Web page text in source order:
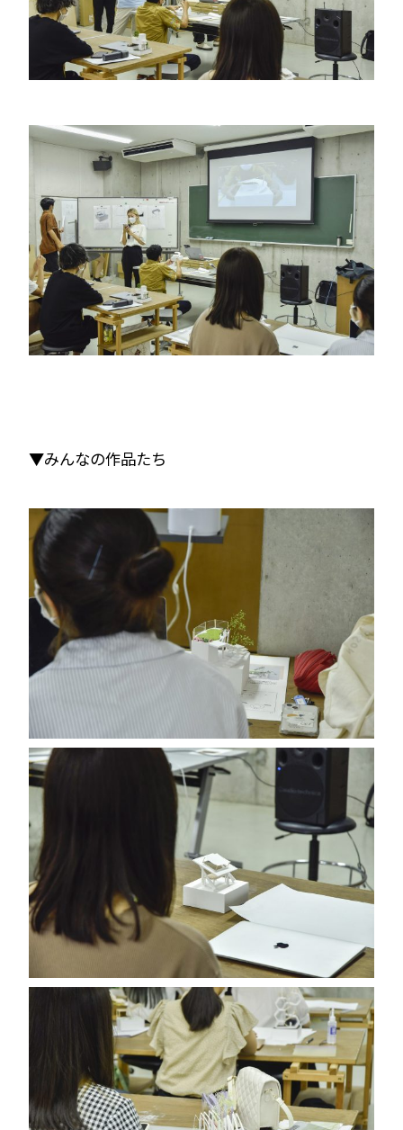
▼みんなの作品たち